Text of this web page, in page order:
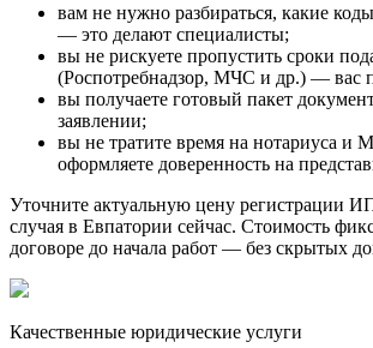
вам не нужно разбираться, какие
— это делают специалисты;
вы не рискуете пропустить сроки
(Роспотребнадзор, МЧС и др.) — вас
вы получаете готовый пакет
заявлении;
вы не тратите время на нотариуса и
оформляете доверенность на
Уточните актуальную цену регистрации
случая в Евпатории сейчас. Стоимость
договоре до начала работ — без скрытых
Качественные юридические услуги